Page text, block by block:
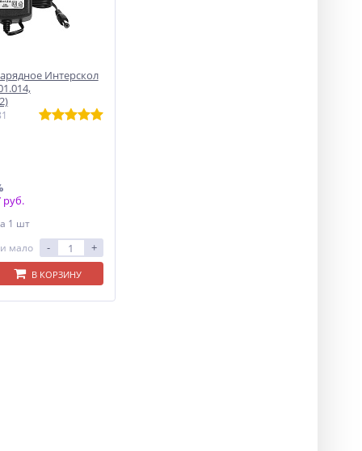
Интерскол
1 шт
мало
- +
В КОРЗИНУ